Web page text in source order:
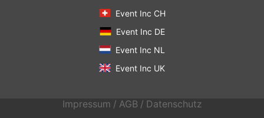
Event Inc CH
Event Inc DE
Event Inc NL
Event Inc UK
Impressum / AGB / Datenschutz